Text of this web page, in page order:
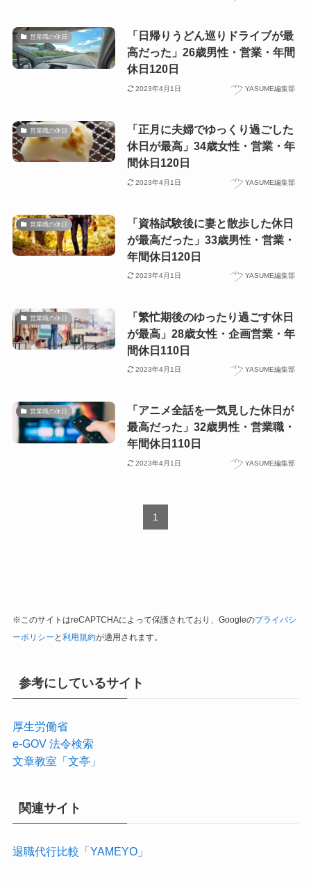
営業職の休日
「日帰りうどん巡りドライブが最
高だった」26歳男性・営業・年間
休日120日
2023年4月1日 YASUME編集部
営業職の休日
「正月に夫婦でゆっくり過ごした
休日が最高」34歳女性・営業・年
間休日120日
2023年4月1日 YASUME編集部
営業職の休日
「資格試験後に妻と散歩した休日
が最高だった」33歳男性・営業・
年間休日120日
2023年4月1日 YASUME編集部
営業職の休日
「繁忙期後のゆったり過ごす休日
が最高」28歳女性・企画営業・年
間休日110日
2023年4月1日 YASUME編集部
営業職の休日
「アニメ全話を一気見した休日が
最高だった」32歳男性・営業職・
年間休日110日
2023年4月1日 YASUME編集部
1
※このサイトはreCAPTCHAによって保護されており、Googleのプライバシ
ーポリシー と 利用規約が適用されます。
参考にしているサイト
厚生労働省
e-GOV 法令検索
文章教室「文亭」
関連サイト
退職代行比較「YAMEYO」